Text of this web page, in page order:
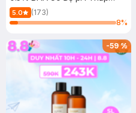
150ml
5.0
(173)
8%
-59%